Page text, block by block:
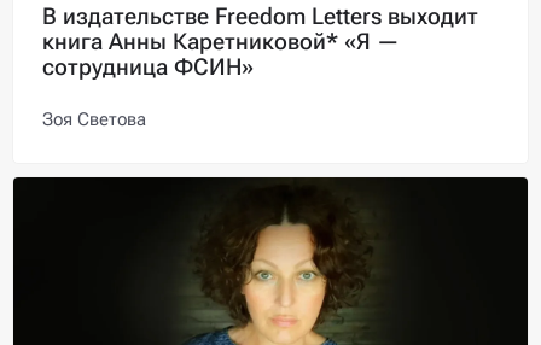
В издательстве Freedom Letters выходит
книга Анны Каретниковой* «Я —
сотрудница ФСИН»
Зоя Светова